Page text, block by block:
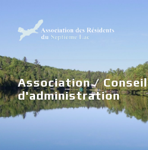
Association / Conseil
d'administration